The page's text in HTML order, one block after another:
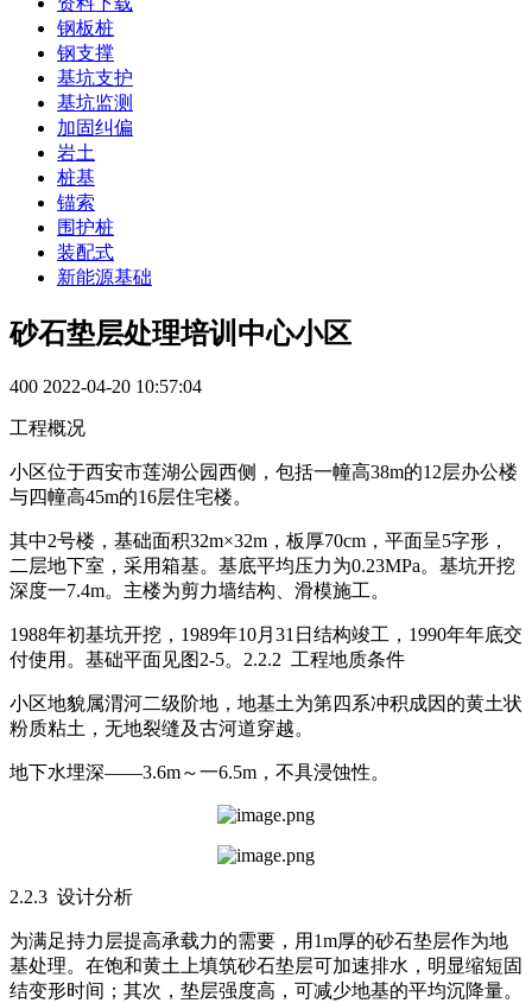
钢板桩
钢支撑
基坑支护
基坑监测
加固纠偏
岩土
桩基
锚索
围护桩
装配式
新能源基础
砂石垫层处理培训中心小区
400 2022-04-20 10:57:04
工程概况
小区位于西安市莲湖公园西侧，包括一幢高38m的12层办公楼
与四幢高45m的16层住宅楼。
其中2号楼，基础面积32m×32m，板厚70cm，平面呈5字形，
二层地下室，采用箱基。基底平均压力为0.23MPa。基坑开挖
深度一7.4m。主楼为剪力墙结构、滑模施工。
1988年初基坑开挖，1989年10月31日结构竣工，1990年年底交
付使用。基础平面见图2-5。2.2.2 工程地质条件
小区地貌属渭河二级阶地，地基土为第四系冲积成因的黄土状
粉质粘土，无地裂缝及古河道穿越。
地下水埋深——3.6m～一6.5m，不具浸蚀性。
2.2.3 设计分析
为满足持力层提高承载力的需要，用1m厚的砂石垫层作为地
基处理。在饱和黄土上填筑砂石垫层可加速排水，明显缩短固
结变形时间；其次，垫层强度高，可减少地基的平均沉降量。